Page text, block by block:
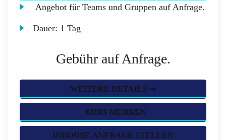
Angebot für Teams und Gruppen auf Anfrage.
Dauer: 1 Tag
Gebühr auf Anfrage.
WEITERE DETAILS ➞
KURS MERKEN
INHOUSE-ANFRAGE STELLEN